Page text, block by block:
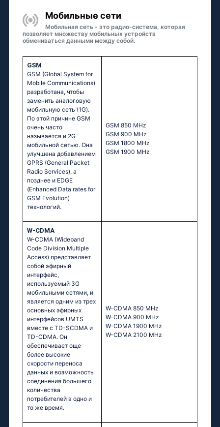
Мобильные сети
Мобильная сеть - это радио-система, которая
позволяет множеству мобильных устройств
обмениваться данными между собой.
GSM
GSM (Global System for
Mobile Communications)
разработана, чтобы
заменить аналоговую
мобильную сеть (1G).
По этой причине GSM
очень часто
называется и 2G
мобильной сетью. Она
улучшена добавлением
GPRS (General Packet
Radio Services), а
позднее и EDGE
(Enhanced Data rates for
GSM Evolution)
технологий.
GSM 850 MHz
GSM 900 MHz
GSM 1800 MHz
GSM 1900 MHz
W-CDMA
W-CDMA (Wideband
Code Division Multiple
Access) представляет
собой эфирный
интерфейс,
используемый 3G
мобильными сетями, и
является одним из трех
основных эфирных
интерфейсов UMTS
вместе с TD-SCDMA и
TD-CDMA. Он
обеспечивает още
более высокие
скорости переноса
данных и возможность
соединения большего
количества
потребителей в одно и
то же время.
W-CDMA 850 MHz
W-CDMA 900 MHz
W-CDMA 1900 MHz
W-CDMA 2100 MHz